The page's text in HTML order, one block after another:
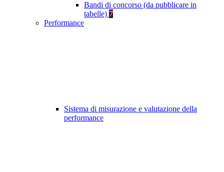
Bandi di concorso (da pubblicare in
tabelle) 7
Performance
Sistema di misurazione e valutazione della
performance